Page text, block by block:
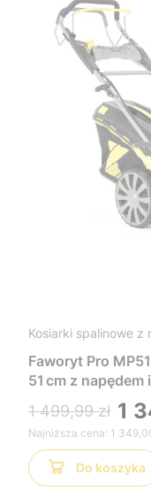
Kosiarki spalinowe z
Faworyt Pro
51 cm z
wygodna i łatwa
dużych
1 499,99 zł 1
Najniższa cena: 1
Do koszyka